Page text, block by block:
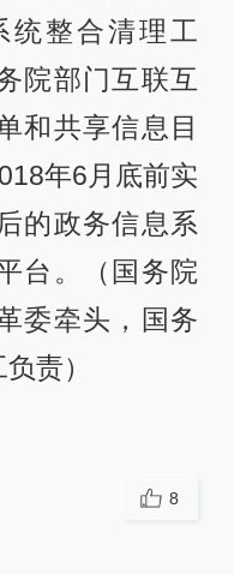
统整合清理工
院部门互联互
和共享信息目
年6月底前实
的政务信息系
台。（国务院
委牵头，国务
责）
8